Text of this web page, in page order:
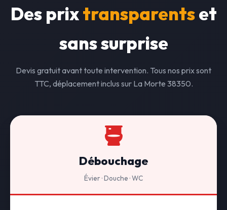
Des prixtransparentset
sans surprise
Devis gratuit avant toute intervention. Tous nos prix sont
TTC, déplacement inclus sur La Morte 38350.
Débouchage
Évier · Douche · WC